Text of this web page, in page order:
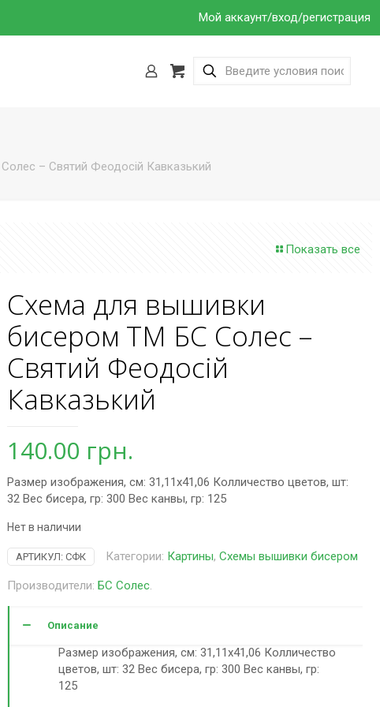
Мой аккаунт/вход/регистрация
– Святий Феодосій Кавказький
Показать все
Схема для вышивки
бисером ТМ БС Солес –
Святий Феодосій
Кавказький
140.00 грн.
Размер изображения, см: 31,11х41,06 Колличество цветов, шт:
32 Вес бисера, гр: 300 Вес канвы, гр: 125
Нет в наличии
АРТИКУЛ: СФК Категории: Картины, Схемы вышивки бисером
Производители: БС Солес.
Описание
Размер изображения, см: 31,11х41,06 Колличество
цветов, шт: 32 Вес бисера, гр: 300 Вес канвы, гр:
125